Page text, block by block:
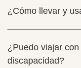
¿Cómo llevar y
¿Puedo viajar
discapacidad?